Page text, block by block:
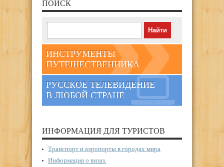
ПОИСК
ИНСТРУМЕНТЫ
ПУТЕШЕСТВЕННИКА
РУССКОЕ ТЕЛЕВИДЕНИЕ
В ЛЮБОЙ СТРАНЕ
ИНФОРМАЦИЯ ДЛЯ ТУРИСТОВ
Транспорт и аэропорты в городах мира
Информация о визах